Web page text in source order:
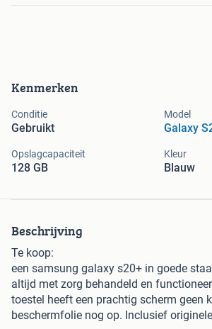
Kenmerken
Conditie
Gebruikt
Model
Galaxy
Opslagcapaciteit
128 GB
Kleur
Blauw
Beschrijving
Te koop:
een samsung galaxy s20+ in goede
altijd met zorg behandeld en
toestel heeft een prachtig scherm geen
beschermfolie nog op. Inclusief